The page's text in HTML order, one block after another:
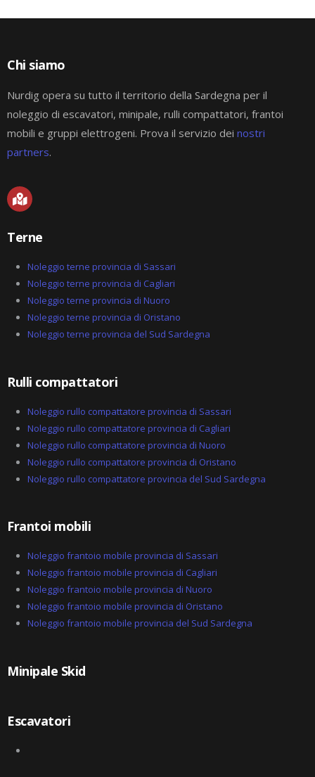
Chi siamo
Nurdig opera su tutto il territorio della Sardegna per il
noleggio di escavatori, minipale, rulli compattatori, frantoi
mobili e gruppi elettrogeni. Prova il servizio dei nostri
partners.
M
a
m
r
k
d
-
a
Terne
Noleggio terne provincia di Sassari
Noleggio terne provincia di Cagliari
Noleggio terne provincia di Nuoro
Noleggio terne provincia di Oristano
Noleggio terne provincia del Sud Sardegna
Rulli compattatori
Noleggio rullo compattatore provincia di Sassari
Noleggio rullo compattatore provincia di Cagliari
Noleggio rullo compattatore provincia di Nuoro
Noleggio rullo compattatore provincia di Oristano
Noleggio rullo compattatore provincia del Sud Sardegna
Frantoi mobili
Noleggio frantoio mobile provincia di Sassari
Noleggio frantoio mobile provincia di Cagliari
Noleggio frantoio mobile provincia di Nuoro
Noleggio frantoio mobile provincia di Oristano
Noleggio frantoio mobile provincia del Sud Sardegna
Minipale Skid
Escavatori